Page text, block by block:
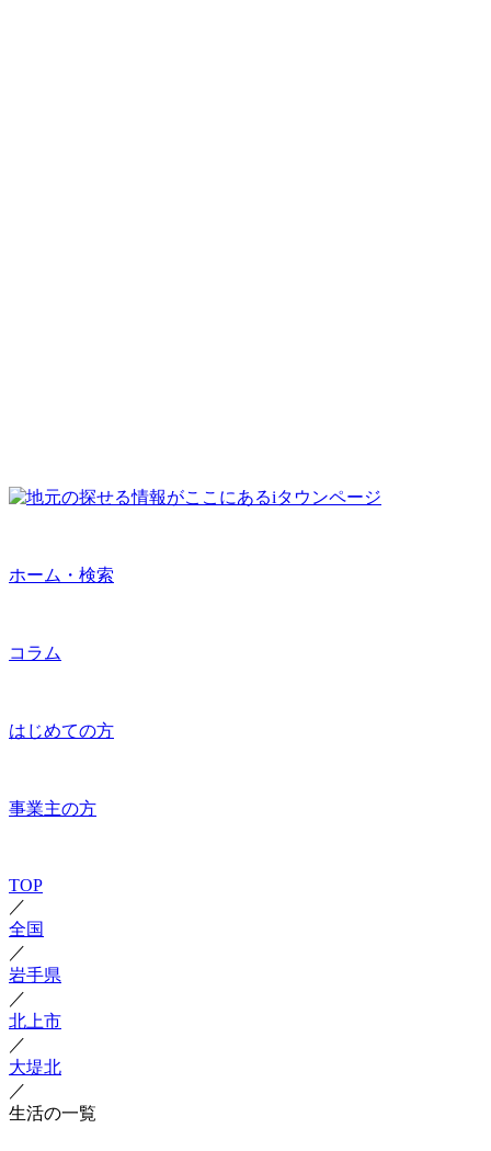
ホーム・検索
コラム
はじめての方
事業主の方
TOP
／
全国
／
岩手県
／
北上市
／
大堤北
／
生活の一覧